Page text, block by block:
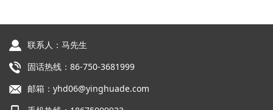
联系人：马先生
固话热线：86-750-3681999
邮箱：yhd06@yinghuade.com